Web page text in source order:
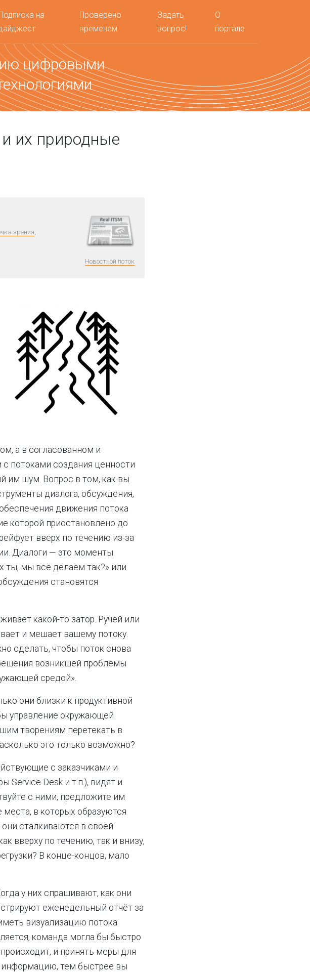
на
Проверено
временем
Задать
вопрос!
О
портале
цифровыми
их природные
зрения,
Новостной поток
а в согласованном и
потоками создания ценности
им шум. Вопрос в том, как вы
диалога, обсуждения,
движения потока
которой приостановлено до
вверх по течению из-за
Диалоги — это моменты
ты, мы всё делаем так?» или
становятся
какой-то затор. Ручей или
и мешает вашему потоку.
сделать, чтобы поток снова
возникшей проблемы
средой».
они близки к продуктивной
управление окружающей
творениям перетекать в
это только возможно?
с заказчиками и
Service Desk и т.п.), видят и
с ними, предложите им
в которых образуются
сталкиваются в своей
вверху по течению, так и внизу,
В конце-концов, мало
у них спрашивают, как они
еженедельный отчёт за
визуализацию потока
команда могла бы быстро
и принять меры для
информацию, тем быстрее вы